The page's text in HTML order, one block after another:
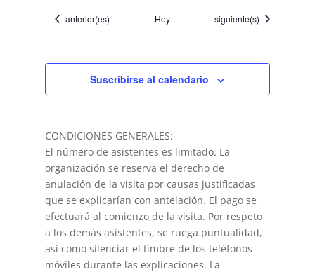
Eventos
anterior(es) Hoy Eventos
siguiente(s)
Suscribirse al calendario
CONDICIONES GENERALES:
El número de asistentes es limitado. La
organización se reserva el derecho de
anulación de la visita por causas justificadas
que se explicarían con antelación. El pago se
efectuará al comienzo de la visita. Por respeto
a los demás asistentes, se ruega puntualidad,
así como silenciar el timbre de los teléfonos
móviles durante las explicaciones. La